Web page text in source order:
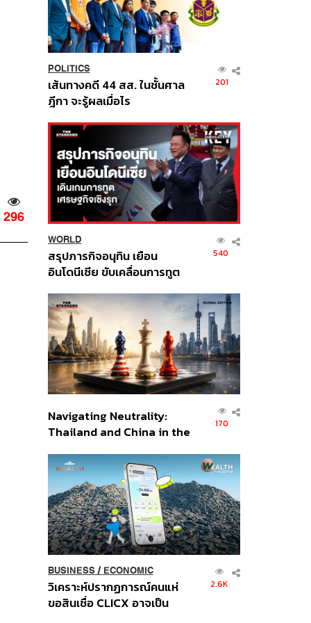
296
POLITICS
เส้นทางคดี 44 สส. ในชั้นศาล
ฎีกา จะรู้ผลเมื่อไร
201
WORLD
สรุปภารกิจอนุทิน เยือน
อินโดนีเซีย ขับเคลื่อนการทูต
ส่วนยุทธศาสตร์ไทย –
อินโดนีเซีย
540
Navigating Neutrality:
Thailand and China in the
Order
170
BUSINESS/ ECONOMIC
วิเคราะห์ปรากฏการณ์คนแห่
ขอสินเชื่อ CLICX อาจเป็น
2.6K